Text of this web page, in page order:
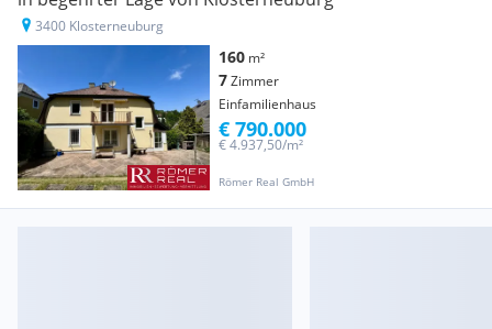
3400 Klosterneuburg
160 m²
7Zimmer
Einfamilienhaus
Römer Real GmbH
€ 4.937,50/m²
€ 790.000